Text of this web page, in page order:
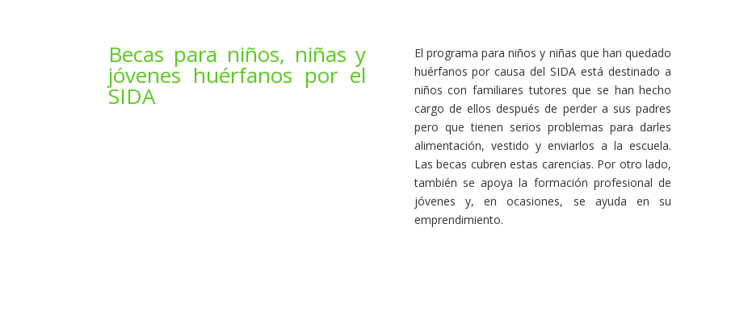
Becas para niños, niñas y
jóvenes huérfanos por el
SIDA
El programa para niños y niñas que han quedado
huérfanos por causa del SIDA está destinado a
niños con familiares tutores que se han hecho
cargo de ellos después de perder a sus padres
pero que tienen serios problemas para darles
alimentación, vestido y enviarlos a la escuela.
Las becas cubren estas carencias. Por otro lado,
también se apoya la formación profesional de
jóvenes y, en ocasiones, se ayuda en su
emprendimiento.